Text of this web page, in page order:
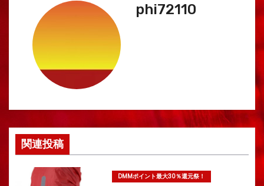
ゲ
ー
ン
phi72110
関連投稿
DMMポイント最大30％還元祭！